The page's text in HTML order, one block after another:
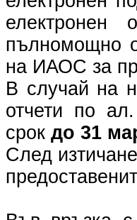
електронен
пълномощно
на ИАОС за
В случай на
отчети по
срок до 31
След